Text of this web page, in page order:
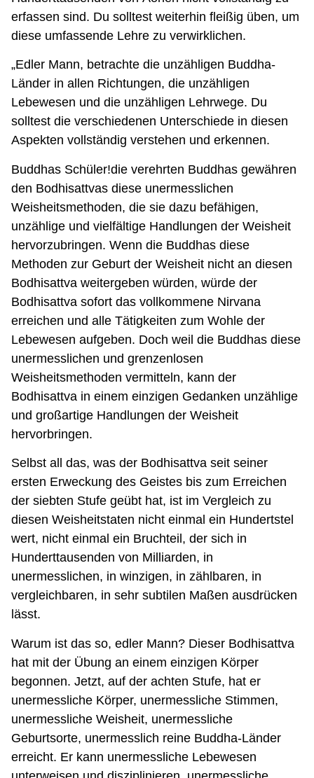
erfassen sind. Du solltest weiterhin fleißig üben, um
diese umfassende Lehre zu verwirklichen.
„Edler Mann, betrachte die unzähligen Buddha-
Länder in allen Richtungen, die unzähligen
Lebewesen und die unzähligen Lehrwege. Du
solltest die verschiedenen Unterschiede in diesen
Aspekten vollständig verstehen und erkennen.
Buddhas Schüler!die verehrten Buddhas gewähren
den Bodhisattvas diese unermesslichen
Weisheitsmethoden, die sie dazu befähigen,
unzählige und vielfältige Handlungen der Weisheit
hervorzubringen. Wenn die Buddhas diese
Methoden zur Geburt der Weisheit nicht an diesen
Bodhisattva weitergeben würden, würde der
Bodhisattva sofort das vollkommene Nirvana
erreichen und alle Tätigkeiten zum Wohle der
Lebewesen aufgeben. Doch weil die Buddhas diese
unermesslichen und grenzenlosen
Weisheitsmethoden vermitteln, kann der
Bodhisattva in einem einzigen Gedanken unzählige
und großartige Handlungen der Weisheit
hervorbringen.
Selbst all das, was der Bodhisattva seit seiner
ersten Erweckung des Geistes bis zum Erreichen
der siebten Stufe geübt hat, ist im Vergleich zu
diesen Weisheitstaten nicht einmal ein Hundertstel
wert, nicht einmal ein Bruchteil, der sich in
Hunderttausenden von Milliarden, in
unermesslichen, in winzigen, in zählbaren, in
vergleichbaren, in sehr subtilen Maßen ausdrücken
lässt.
Warum ist das so, edler Mann? Dieser Bodhisattva
hat mit der Übung an einem einzigen Körper
begonnen. Jetzt, auf der achten Stufe, hat er
unermessliche Körper, unermessliche Stimmen,
unermessliche Weisheit, unermessliche
Geburtsorte, unermesslich reine Buddha-Länder
erreicht. Er kann unermessliche Lebewesen